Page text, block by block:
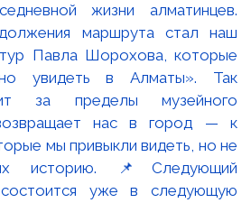
жизни алматинцев.
маршрута стал наш
Павла Шорохова, которые
увидеть в Алматы». Так
за пределы музейного
нас в город — к
мы привыкли видеть, но не
историю. 📌Следующий
состоится уже в следующую